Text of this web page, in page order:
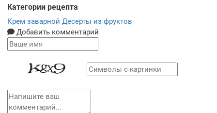
Категории рецепта
Крем заварной Десерты из фруктов
Добавить комментарий